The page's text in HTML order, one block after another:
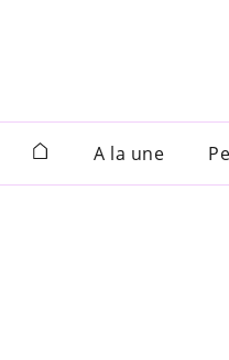
A la une